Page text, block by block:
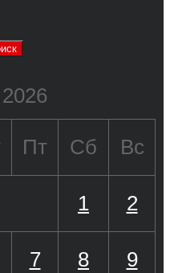
Пт Сб Вс
1 2
7 8 9